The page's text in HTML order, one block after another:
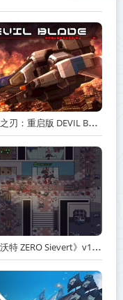
《恶魔之刃：重启版 DEVIL BLADE REBOOT》v1.2.4-免安装中文版丨中文版网盘下载
《零希沃特 ZERO Sievert》v1.2.59-免安装中文版丨中文版网盘下载